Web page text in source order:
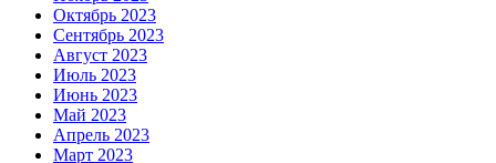
Октябрь 2023
Сентябрь 2023
Август 2023
Июль 2023
Июнь 2023
Май 2023
Апрель 2023
Март 2023